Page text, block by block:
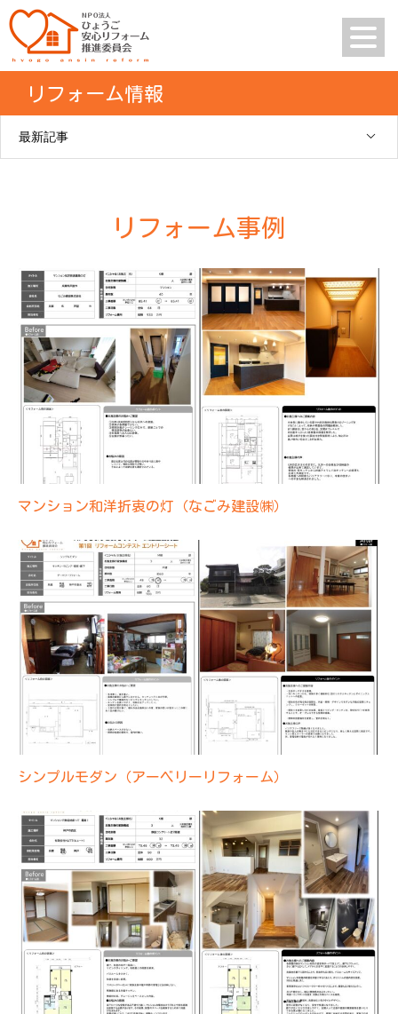
リフォーム情報
最新記事
リフォーム事例
マンション和洋折衷の灯（なごみ建設㈱）
シンプルモダン（アーベリーリフォーム）